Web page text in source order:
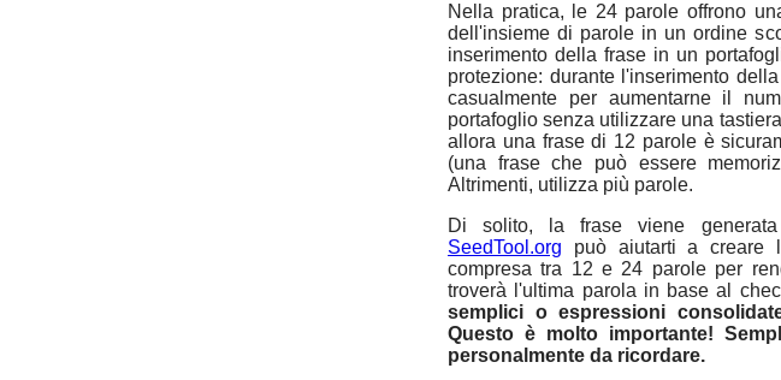
Nella pratica, le 24 parole offrono
dell'insieme di parole in un ordine
inserimento della frase in un
protezione: durante l'inserimento
casualmente per aumentarne il
portafoglio senza utilizzare una
allora una frase di 12 parole è
(una frase che può essere
Altrimenti, utilizza più parole.
Di solito, la frase viene generata
SeedTool.org può aiutarti a creare
compresa tra 12 e 24 parole per
troverà l'ultima parola in base al
semplici o espressioni
Questo è molto importante!
personalmente da ricordare.